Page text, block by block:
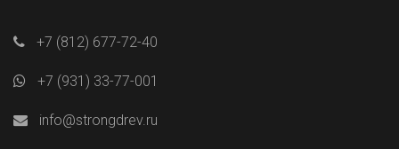
+7 (812) 677-72-40
+7 (931) 33-77-001
info@strongdrev.ru